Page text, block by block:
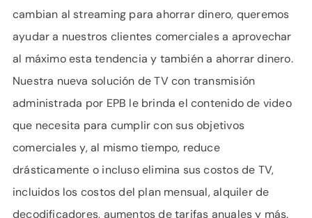
cambian al streaming para ahorrar dinero, queremos
ayudar a nuestros clientes comerciales a aprovechar
al máximo esta tendencia y también a ahorrar dinero.
Nuestra nueva solución de TV con transmisión
administrada por EPB le brinda el contenido de video
que necesita para cumplir con sus objetivos
comerciales y, al mismo tiempo, reduce
drásticamente o incluso elimina sus costos de TV,
incluidos los costos del plan mensual, alquiler de
decodificadores, aumentos de tarifas anuales y más.